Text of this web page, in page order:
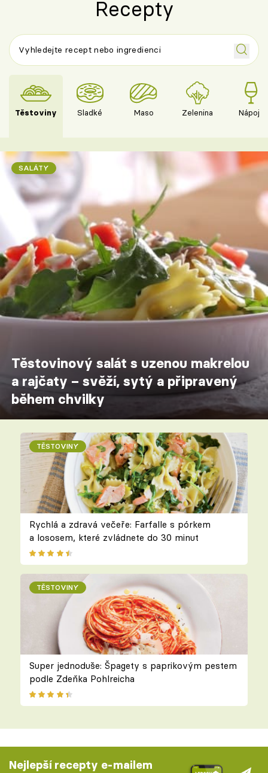
Recepty
Těstoviny Sladké Maso Zelenina Nápoje
SALÁTY
Těstovinový salát s uzenou makrelou
a rajčaty – svěží, sytý a připravený
během chvilky
TĚSTOVINY
Rychlá a zdravá večeře: Farfalle s pórkem
a lososem, které zvládnete do 30 minut
TĚSTOVINY
Super jednoduše: Špagety s paprikovým pestem
podle Zdeňka Pohlreicha
Nejlepší recepty e-mailem